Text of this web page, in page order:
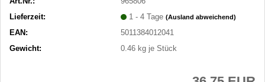
Lieferzeit:
1 - 4 Tage(Ausland abweichend)
EAN:
5011384012041
Gewicht:
0.46 kg je Stück